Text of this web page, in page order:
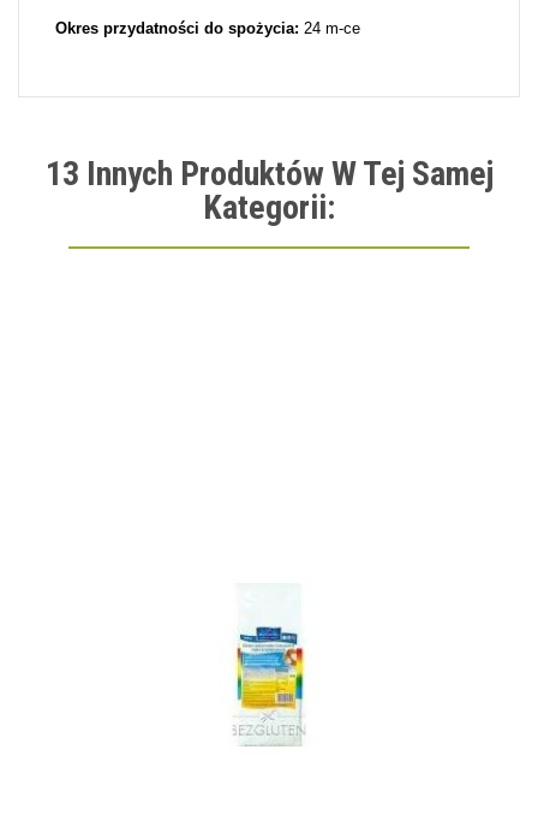
Okres przydatności do spożycia: 24 m-ce
13 Innych Produktów W Tej Samej
Kategorii: